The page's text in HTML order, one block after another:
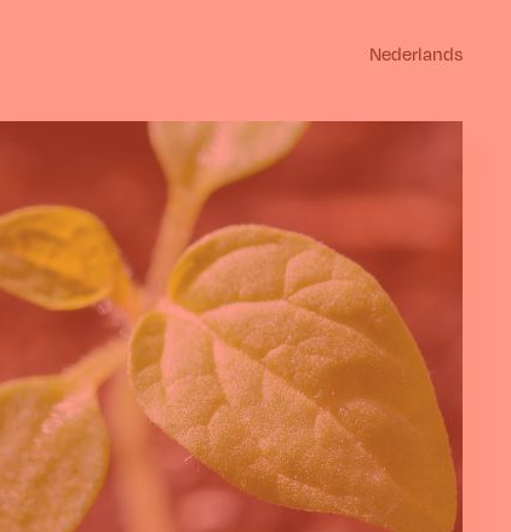
Nederlands